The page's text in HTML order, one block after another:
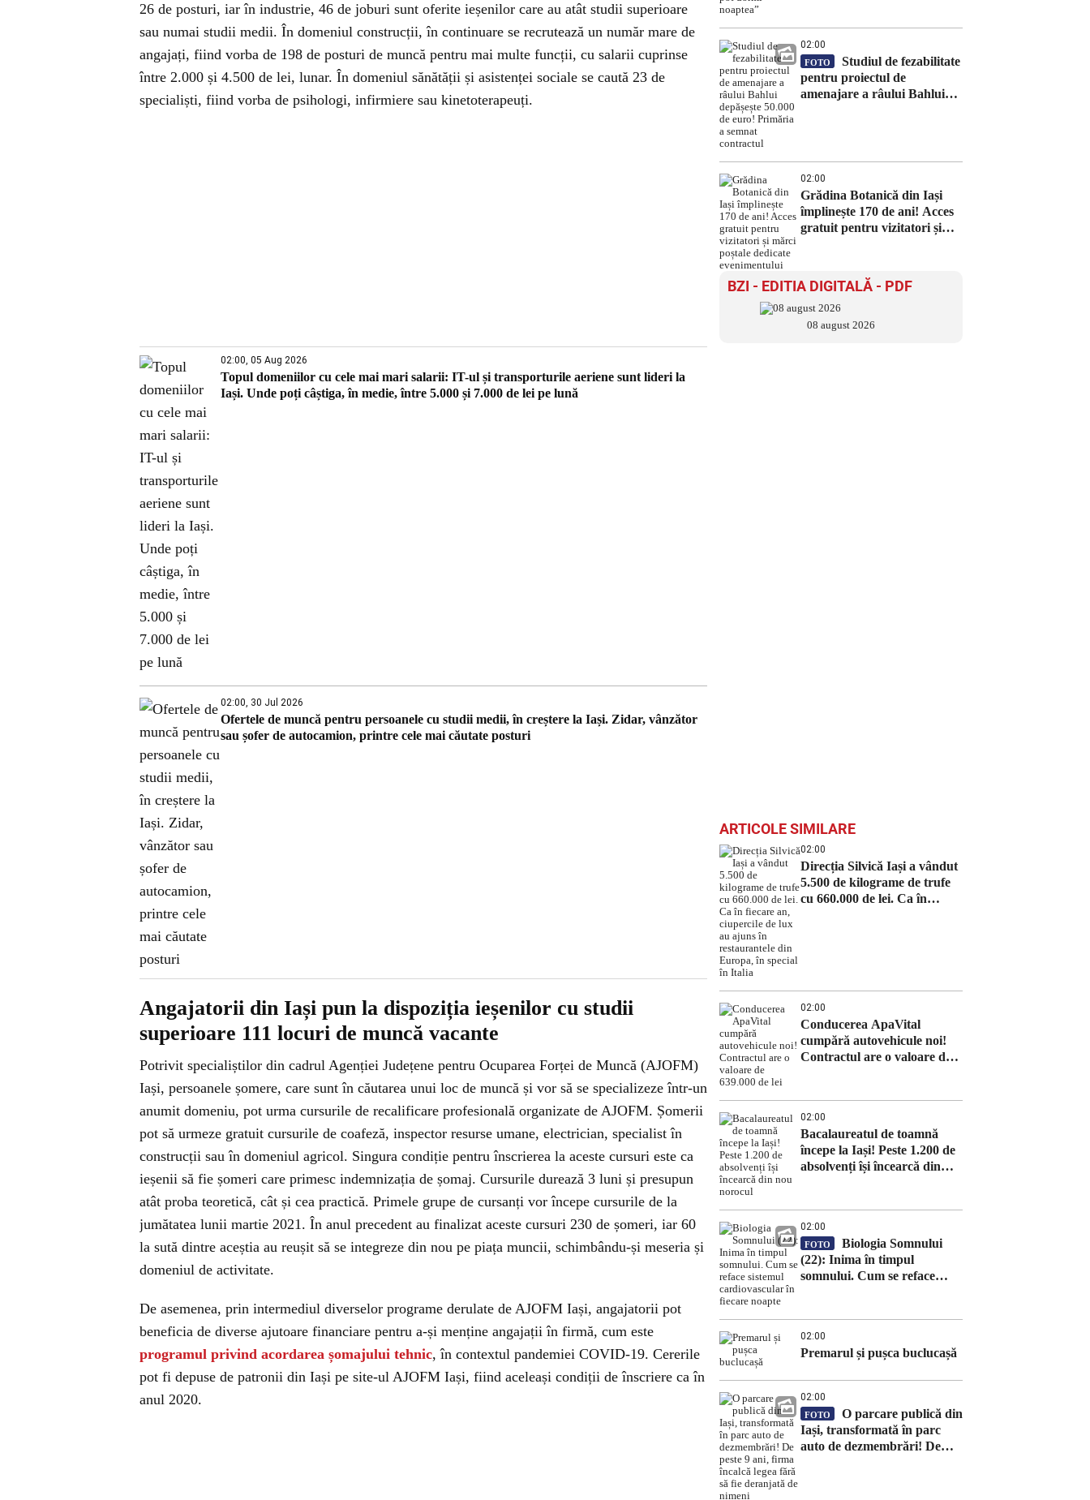
26 de posturi, iar în industrie, 46 de joburi sunt oferite ieșenilor care au atât studii superioare
sau numai studii medii. În domeniul construcții, în continuare se recrutează un număr mare de
angajați, fiind vorba de 198 de posturi de muncă pentru mai multe funcții, cu salarii cuprinse
între 2.000 și 4.500 de lei, lunar. În domeniul sănătății și asistenței sociale se caută 23 de
specialiști, fiind vorba de psihologi, infirmiere sau kinetoterapeuți.
02:00, 05 Aug 2026
Topul domeniilor cu cele mai mari salarii: IT-ul și transporturile aeriene sunt lideri la
Iași. Unde poți câștiga, în medie, între 5.000 și 7.000 de lei pe lună
02:00, 30 Jul 2026
Ofertele de muncă pentru persoanele cu studii medii, în creștere la Iași. Zidar, vânzător
sau șofer de autocamion, printre cele mai căutate posturi
Angajatorii din Iași pun la dispoziția ieșenilor cu studii
superioare 111 locuri de muncă vacante
Potrivit specialiștilor din cadrul Agenției Județene pentru Ocuparea Forței de Muncă (AJOFM)
Iași, persoanele șomere, care sunt în căutarea unui loc de muncă și vor să se specializeze într-un
anumit domeniu, pot urma cursurile de recalificare profesională organizate de AJOFM. Șomerii
pot să urmeze gratuit cursurile de coafeză, inspector resurse umane, electrician, specialist în
construcții sau în domeniul agricol. Singura condiție pentru înscrierea la aceste cursuri este ca
ieșenii să fie șomeri care primesc indemnizația de șomaj. Cursurile durează 3 luni și presupun
atât proba teoretică, cât și cea practică. Primele grupe de cursanți vor începe cursurile de la
jumătatea lunii martie 2021. În anul precedent au finalizat aceste cursuri 230 de șomeri, iar 60
la sută dintre aceștia au reușit să se integreze din nou pe piața muncii, schimbându-și meseria și
domeniul de activitate.
De asemenea, prin intermediul diverselor programe derulate de AJOFM Iași, angajatorii pot
beneficia de diverse ajutoare financiare pentru a-și menține angajații în firmă, cum este
programul privind acordarea șomajului tehnic, în contextul pandemiei COVID-19. Cererile
pot fi depuse de patronii din Iași pe site-ul AJOFM Iași, fiind aceleași condiții de înscriere ca în
anul 2020.
02:00
FOTO
Studiul de fezabilitate
pentru proiectul de
amenajare a râului Bahlui
02:00
Grădina Botanică din Iași
împlinește 170 de ani! Acces
gratuit pentru vizitatori și
BZI - EDITIA DIGITALĂ - PDF
08 august 2026
ARTICOLE SIMILARE
02:00
Direcția Silvică Iași a vândut
5.500 de kilograme de trufe
cu 660.000 de lei. Ca în
02:00
Conducerea ApaVital
cumpără autovehicule noi!
Contractul are o valoare de
02:00
Bacalaureatul de toamnă
începe la Iași! Peste 1.200 de
absolvenți își încearcă din
02:00
FOTO
Biologia Somnului
(22): Inima în timpul
somnului. Cum se reface
02:00
Premarul și pușca buclucașă
02:00
FOTO
O parcare publică din
Iași, transformată în parc
auto de dezmembrări! De